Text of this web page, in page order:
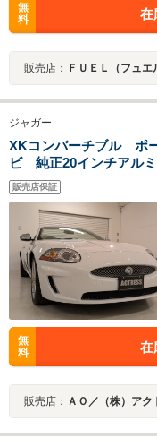
無
料
在
販売店： ＦＵＥＬ（フュエ
ジャガー
XKコンバーチブル ポ
ビ 純正20インチアル
ト シートヒーター ク
ラ クルーズコントロ
アリング 禁煙車
販売店保証
無
料
在
販売店： ＡＯ／（株）アク